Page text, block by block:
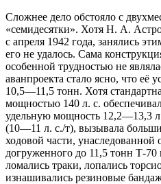
Сложнее дело обстояло с
«семидесятки». Хотя Н. А.
с апреля 1942 года, занялись
его не удалось. Сама
особенной трудностью не
аванпроекта стало ясно, что её
10,5—11,5 тонн. Хотя
мощностью 140 л. с.
удельную мощность 12,2—13,3
(10—11 л. с./т), вызывала
ходовой части,
догруженного до 11,5 тонн Т-
ломались траки, лопались
изнашивались резиновые